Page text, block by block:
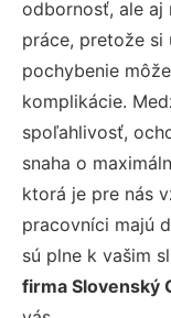
odbornosť, ale aj
práce, pretože si
pochybenie
komplikácie.
spoľahlivosť,
snaha o
ktorá je pre nás
pracovníci majú
sú plne k vašim
firma Slovenský